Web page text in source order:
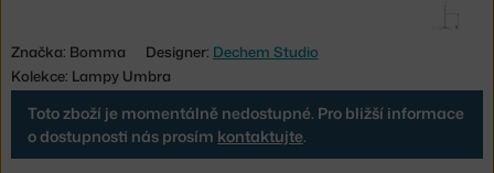
Značka: Bomma Designer: Dechem Studio
Kolekce: Lampy Umbra
Toto zboží je momentálně nedostupné. Pro bližší informace
o dostupnosti nás prosím kontaktujte.